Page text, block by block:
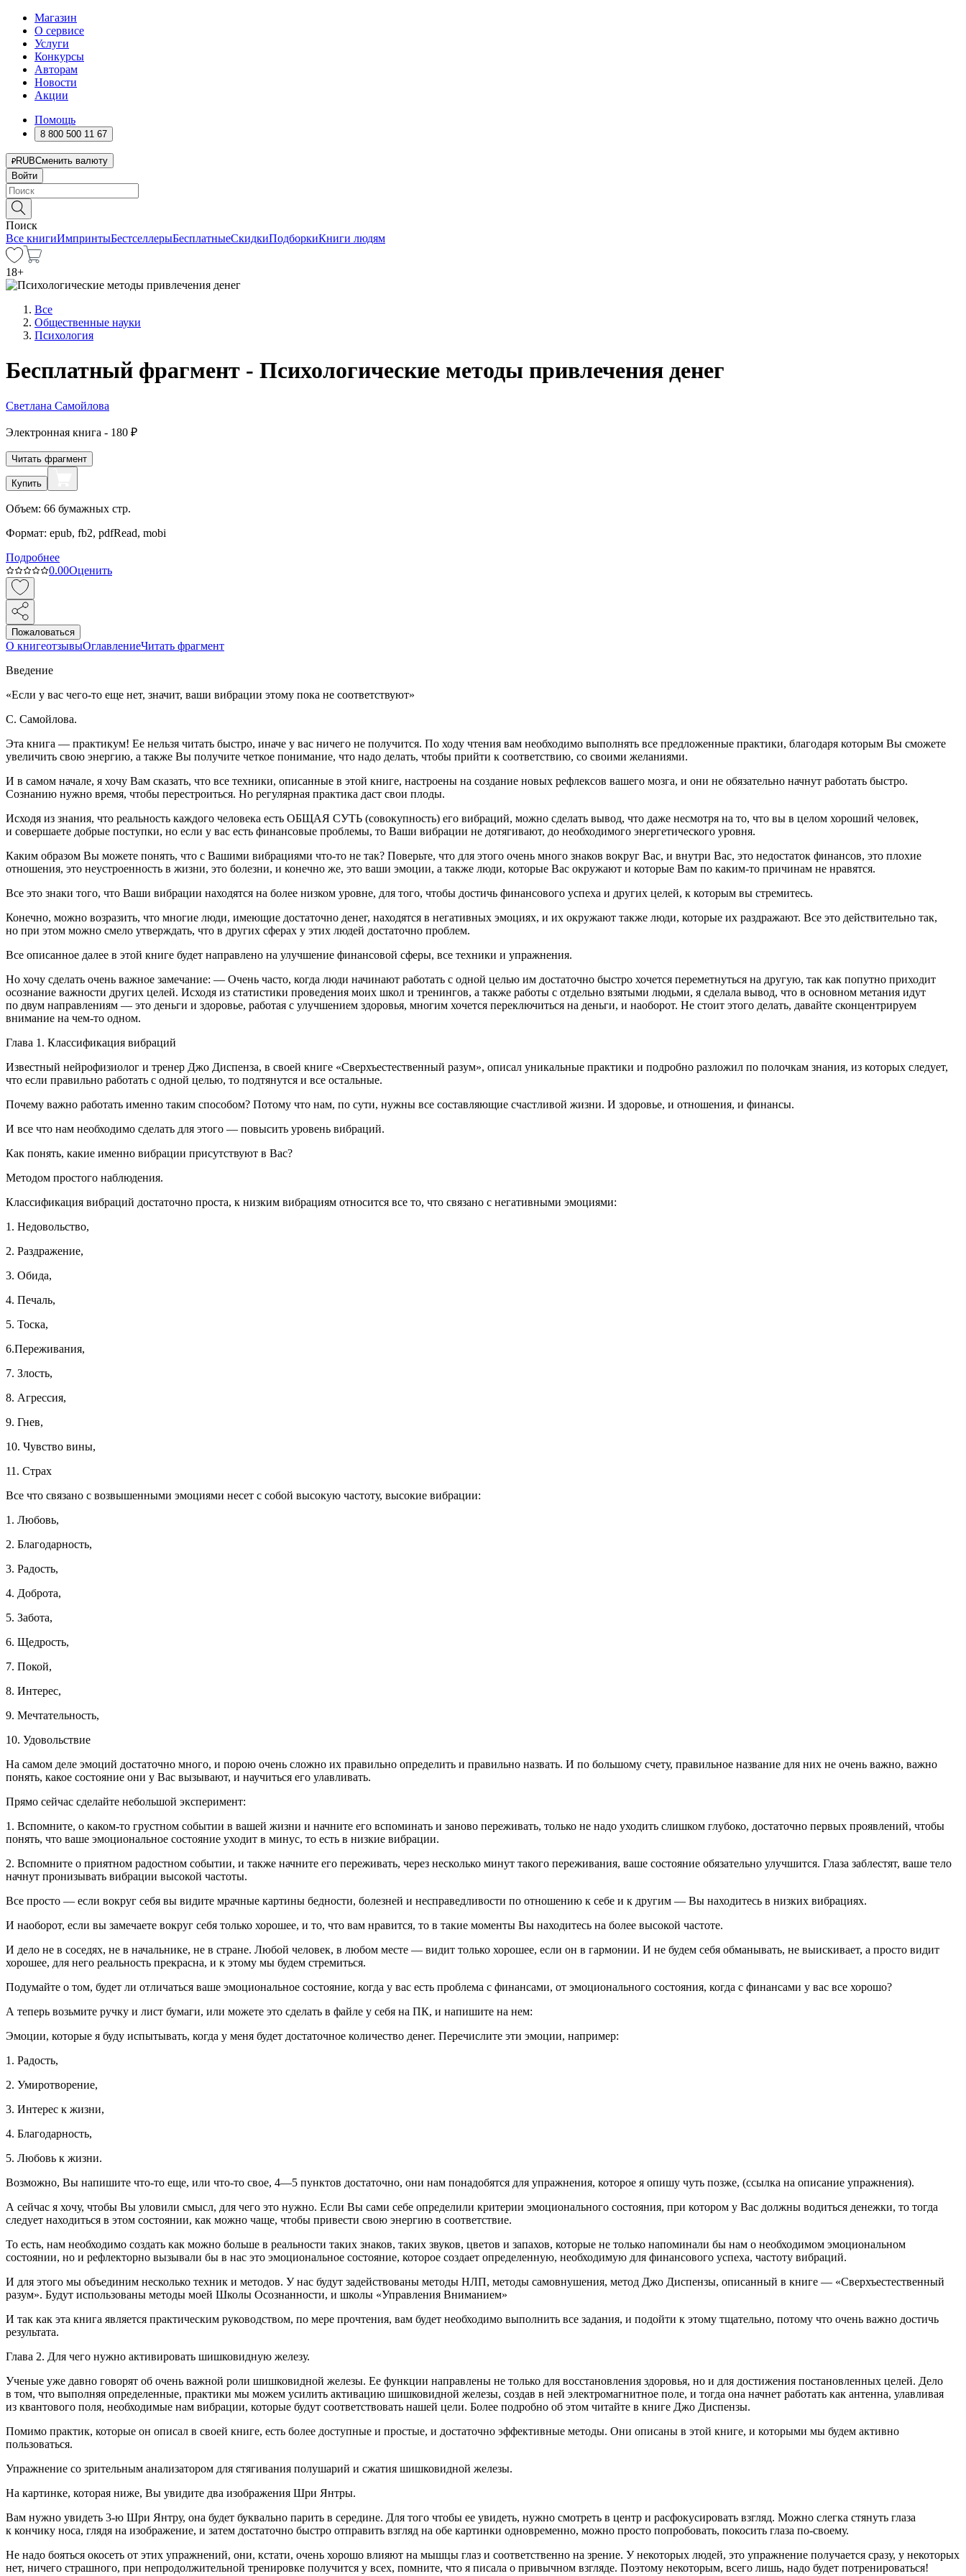
Магазин
О сервисе
Услуги
Конкурсы
Авторам
Новости
Акции
Помощь
8 800 500 11 67
RUBСменить валюту
Войти
Поиск
Все книгиИмпринтыБестселлерыБесплатныеСкидкиПодборкиКниги людям
18+
Все
Общественные науки
Психология
Бесплатный фрагмент - Психологические методы привлечения денег
Светлана Самойлова
Электронная книга - 180 ₽
Читать фрагмент
Купить
Объем: 66 бумажных стр.
Формат: epub, fb2, pdfRead, mobi
Подробнее
0.00Оценить
Пожаловаться
О книгеотзывыОглавлениеЧитать фрагмент
Введение
«Если у вас чего-то еще нет, значит, ваши вибрации этому пока не соответствуют»
С. Самойлова.
Эта книга — практикум! Ее нельзя читать быстро, иначе у вас ничего не получится. По ходу чтения вам необходимо выполнять все предложенные практики, благодаря которым Вы сможете
увеличить свою энергию, а также Вы получите четкое понимание, что надо делать, чтобы прийти к соответствию, со своими желаниями.
И в самом начале, я хочу Вам сказать, что все техники, описанные в этой книге, настроены на создание новых рефлексов вашего мозга, и они не обязательно начнут работать быстро.
Сознанию нужно время, чтобы перестроиться. Но регулярная практика даст свои плоды.
Исходя из знания, что реальность каждого человека есть ОБЩАЯ СУТЬ (совокупность) его вибраций, можно сделать вывод, что даже несмотря на то, что вы в целом хороший человек,
и совершаете добрые поступки, но если у вас есть финансовые проблемы, то Ваши вибрации не дотягивают, до необходимого энергетического уровня.
Каким образом Вы можете понять, что с Вашими вибрациями что-то не так? Поверьте, что для этого очень много знаков вокруг Вас, и внутри Вас, это недостаток финансов, это плохие
отношения, это неустроенность в жизни, это болезни, и конечно же, это ваши эмоции, а также люди, которые Вас окружают и которые Вам по каким-то причинам не нравятся.
Все это знаки того, что Ваши вибрации находятся на более низком уровне, для того, чтобы достичь финансового успеха и других целей, к которым вы стремитесь.
Конечно, можно возразить, что многие люди, имеющие достаточно денег, находятся в негативных эмоциях, и их окружают также люди, которые их раздражают. Все это действительно так,
но при этом можно смело утверждать, что в других сферах у этих людей достаточно проблем.
Все описанное далее в этой книге будет направлено на улучшение финансовой сферы, все техники и упражнения.
Но хочу сделать очень важное замечание: — Очень часто, когда люди начинают работать с одной целью им достаточно быстро хочется переметнуться на другую, так как попутно приходит
осознание важности других целей. Исходя из статистики проведения моих школ и тренингов, а также работы с отдельно взятыми людьми, я сделала вывод, что в основном метания идут
по двум направлениям — это деньги и здоровье, работая с улучшением здоровья, многим хочется переключиться на деньги, и наоборот. Не стоит этого делать, давайте сконцентрируем
внимание на чем-то одном.
Глава 1. Классификация вибраций
Известный нейрофизиолог и тренер Джо Диспенза, в своей книге «Сверхъестественный разум», описал уникальные практики и подробно разложил по полочкам знания, из которых следует,
что если правильно работать с одной целью, то подтянутся и все остальные.
Почему важно работать именно таким способом? Потому что нам, по сути, нужны все составляющие счастливой жизни. И здоровье, и отношения, и финансы.
И все что нам необходимо сделать для этого — повысить уровень вибраций.
Как понять, какие именно вибрации присутствуют в Вас?
Методом простого наблюдения.
Классификация вибраций достаточно проста, к низким вибрациям относится все то, что связано с негативными эмоциями:
1. Недовольство,
2. Раздражение,
3. Обида,
4. Печаль,
5. Тоска,
6.Переживания,
7. Злость,
8. Агрессия,
9. Гнев,
10. Чувство вины,
11. Страх
Все что связано с возвышенными эмоциями несет с собой высокую частоту, высокие вибрации:
1. Любовь,
2. Благодарность,
3. Радость,
4. Доброта,
5. Забота,
6. Щедрость,
7. Покой,
8. Интерес,
9. Мечтательность,
10. Удовольствие
На самом деле эмоций достаточно много, и порою очень сложно их правильно определить и правильно назвать. И по большому счету, правильное название для них не очень важно, важно
понять, какое состояние они у Вас вызывают, и научиться его улавливать.
Прямо сейчас сделайте небольшой эксперимент:
1. Вспомните, о каком-то грустном событии в вашей жизни и начните его вспоминать и заново переживать, только не надо уходить слишком глубоко, достаточно первых проявлений, чтобы
понять, что ваше эмоциональное состояние уходит в минус, то есть в низкие вибрации.
2. Вспомните о приятном радостном событии, и также начните его переживать, через несколько минут такого переживания, ваше состояние обязательно улучшится. Глаза заблестят, ваше тело
начнут пронизывать вибрации высокой частоты.
Все просто — если вокруг себя вы видите мрачные картины бедности, болезней и несправедливости по отношению к себе и к другим — Вы находитесь в низких вибрациях.
И наоборот, если вы замечаете вокруг себя только хорошее, и то, что вам нравится, то в такие моменты Вы находитесь на более высокой частоте.
И дело не в соседях, не в начальнике, не в стране. Любой человек, в любом месте — видит только хорошее, если он в гармонии. И не будем себя обманывать, не выискивает, а просто видит
хорошее, для него реальность прекрасна, и к этому мы будем стремиться.
Подумайте о том, будет ли отличаться ваше эмоциональное состояние, когда у вас есть проблема с финансами, от эмоционального состояния, когда с финансами у вас все хорошо?
А теперь возьмите ручку и лист бумаги, или можете это сделать в файле у себя на ПК, и напишите на нем:
Эмоции, которые я буду испытывать, когда у меня будет достаточное количество денег. Перечислите эти эмоции, например:
1. Радость,
2. Умиротворение,
3. Интерес к жизни,
4. Благодарность,
5. Любовь к жизни.
Возможно, Вы напишите что-то еще, или что-то свое, 4—5 пунктов достаточно, они нам понадобятся для упражнения, которое я опишу чуть позже, (ссылка на описание упражнения).
А сейчас я хочу, чтобы Вы уловили смысл, для чего это нужно. Если Вы сами себе определили критерии эмоционального состояния, при котором у Вас должны водиться денежки, то тогда
следует находиться в этом состоянии, как можно чаще, чтобы привести свою энергию в соответствие.
То есть, нам необходимо создать как можно больше в реальности таких знаков, таких звуков, цветов и запахов, которые не только напоминали бы нам о необходимом эмоциональном
состоянии, но и рефлекторно вызывали бы в нас это эмоциональное состояние, которое создает определенную, необходимую для финансового успеха, частоту вибраций.
И для этого мы объединим несколько техник и методов. У нас будут задействованы методы НЛП, методы самовнушения, метод Джо Диспензы, описанный в книге — «Сверхъестественный
разум». Будут использованы методы моей Школы Осознанности, и школы «Управления Вниманием»
И так как эта книга является практическим руководством, по мере прочтения, вам будет необходимо выполнить все задания, и подойти к этому тщательно, потому что очень важно достичь
результата.
Глава 2. Для чего нужно активировать шишковидную железу.
Ученые уже давно говорят об очень важной роли шишковидной железы. Ее функции направлены не только для восстановления здоровья, но и для достижения постановленных целей. Дело
в том, что выполняя определенные, практики мы можем усилить активацию шишковидной железы, создав в ней электромагнитное поле, и тогда она начнет работать как антенна, улавливая
из квантового поля, необходимые нам вибрации, которые будут соответствовать нашей цели. Более подробно об этом читайте в книге Джо Диспензы.
Помимо практик, которые он описал в своей книге, есть более доступные и простые, и достаточно эффективные методы. Они описаны в этой книге, и которыми мы будем активно
пользоваться.
Упражнение со зрительным анализатором для стягивания полушарий и сжатия шишковидной железы.
На картинке, которая ниже, Вы увидите два изображения Шри Янтры.
Вам нужно увидеть 3-ю Шри Янтру, она будет буквально парить в середине. Для того чтобы ее увидеть, нужно смотреть в центр и расфокусировать взгляд. Можно слегка стянуть глаза
к кончику носа, глядя на изображение, и затем достаточно быстро отправить взгляд на обе картинки одновременно, можно просто попробовать, покосить глаза по-своему.
Не надо бояться окосеть от этих упражнений, они, кстати, очень хорошо влияют на мышцы глаз и соответственно на зрение. У некоторых людей, это упражнение получается сразу, у некоторых
нет, ничего страшного, при непродолжительной тренировке получится у всех, помните, что я писала о привычном взгляде. Поэтому некоторым, всего лишь, надо будет потренироваться!